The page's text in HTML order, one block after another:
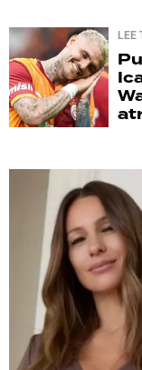
LEE